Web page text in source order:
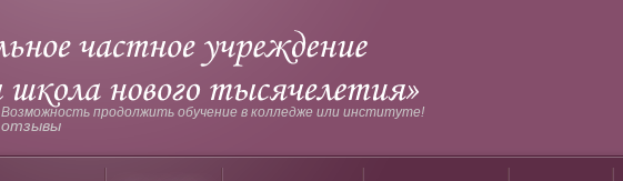
Возможность продолжить обучение в колледже или институте!
отзывы